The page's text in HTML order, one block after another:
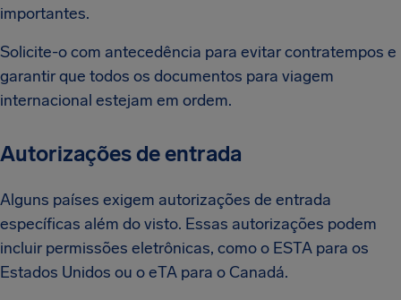
importantes.
Solicite-o com antecedência para evitar contratempos e
garantir que todos os documentos para viagem
internacional estejam em ordem.
Autorizações de entrada
Alguns países exigem autorizações de entrada
específicas além do visto. Essas autorizações podem
incluir permissões eletrônicas, como o ESTA para os
Estados Unidos ou o eTA para o Canadá.